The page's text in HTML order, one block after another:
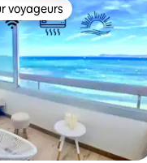
voyageurs
voyageurs